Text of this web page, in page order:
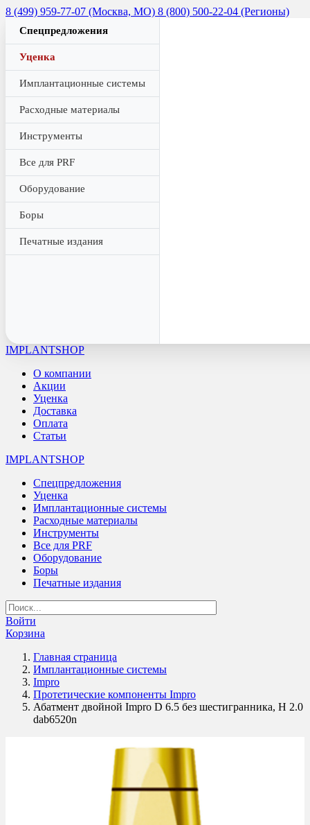
8 (499) 959-77-07 (Москва, МО) 8 (800) 500-22-04 (Регионы)
Спецпредложения
Уценка
Имплантационные системы
Расходные материалы
Инструменты
Все для PRF
Оборудование
Боры
Печатные издания
IMPLANTSHOP
О компании
Акции
Уценка
Доставка
Оплата
Статьи
IMPLANTSHOP
Спецпредложения
Уценка
Имплантационные системы
Расходные материалы
Инструменты
Все для PRF
Оборудование
Боры
Печатные издания
Войти
Корзина
Главная страница
Имплантационные системы
Impro
Протетические компоненты Impro
Абатмент двойной Impro D 6.5 без шестигранника, H 2.0
dab6520n